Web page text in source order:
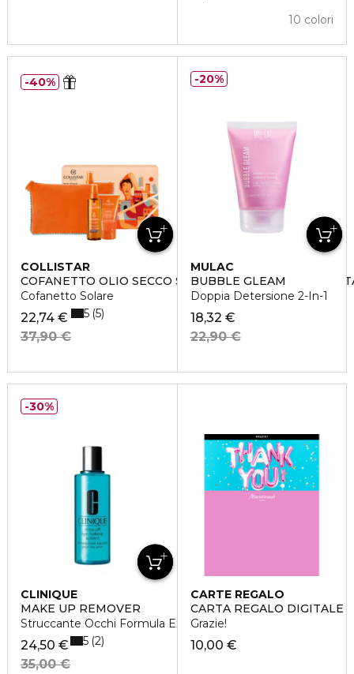
10 colori
COLLISTAR
COFANETTO OLIO SECCO SUPERABBRONZANTE
Cofanetto Solare
22,74 €
37,90 €
5 5
40%
MULAC
BUBBLE GLEAM
Doppia Detersione 2-In-1
18,32 €
22,90 €
20%
CLINIQUE
MAKE UP REMOVER
Struccante Occhi Formula Express
24,50 €
35,00 €
5 2
30%
CARTE REGALO
CARTA REGALO DIGITALE
Grazie!
10,00 €